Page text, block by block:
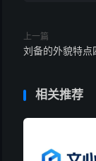
上一篇
刘备的外貌特点
相关推荐